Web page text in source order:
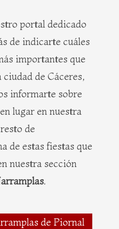
e
s
t
r
a
m
portal dedicado
de indicarte cuáles
importantes que
de Cáceres,
informarte sobre
lugar en nuestra
de
de estas fiestas que
nuestra sección
.
de Piornal